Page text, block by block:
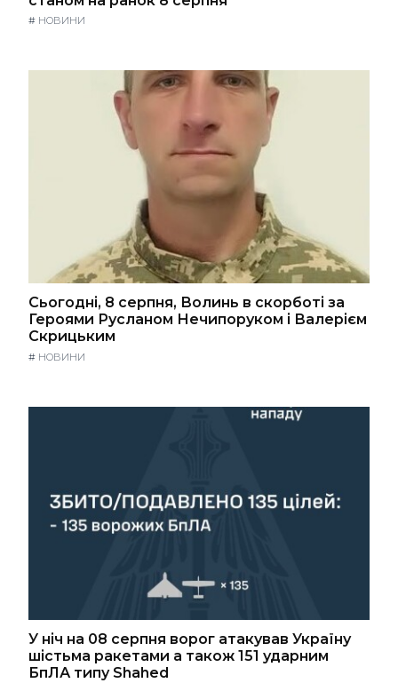
# НОВИНИ
Сьогодні, 8 серпня, Волинь в скорботі за
Героями Русланом Нечипоруком і Валерієм
Скрицьким
# НОВИНИ
У ніч на 08 серпня ворог атакував Україну
шістьма ракетами а також 151 ударним
БпЛА типу Shahed